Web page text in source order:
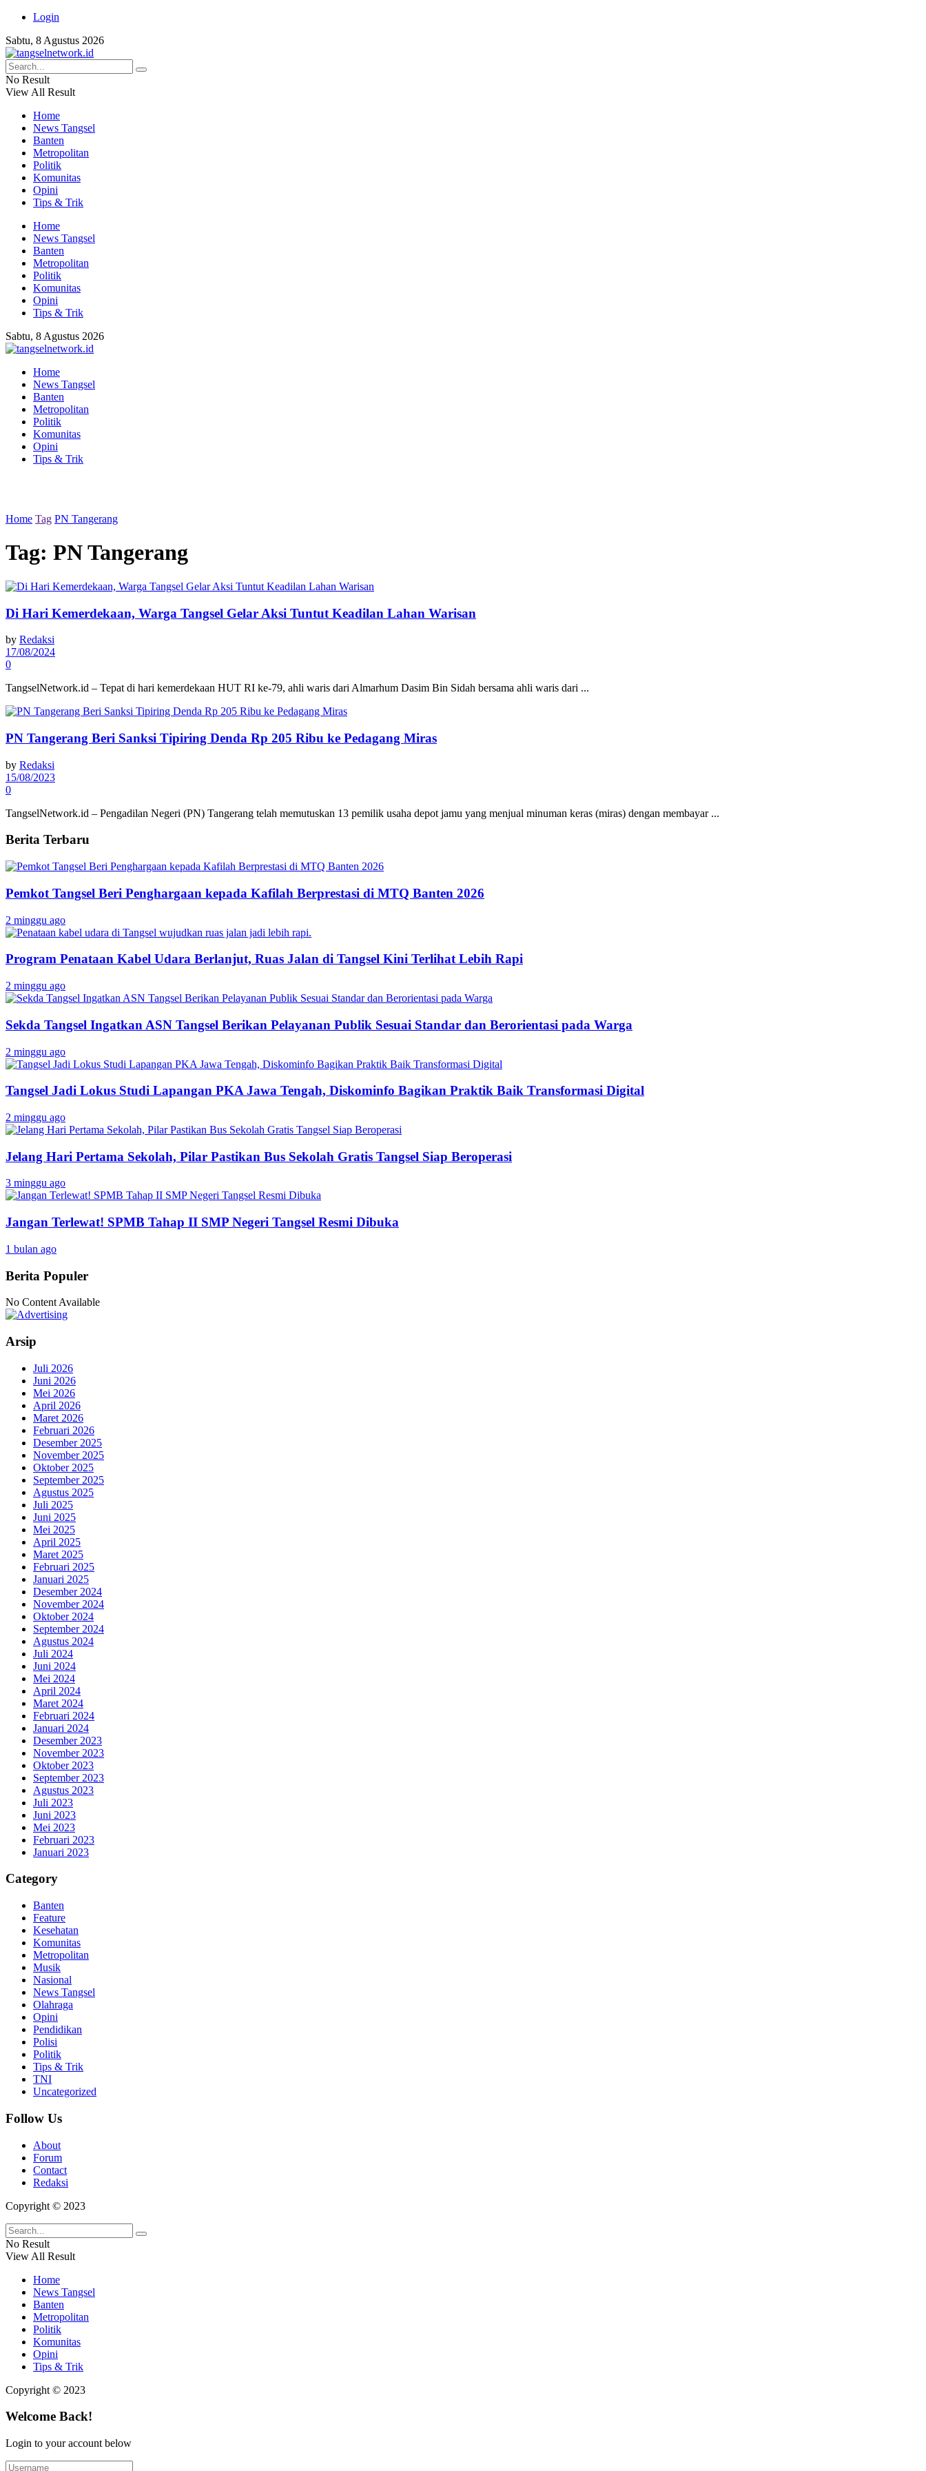
Login
Sabtu, 8 Agustus 2026
No Result
View All Result
Home
News Tangsel
Banten
Metropolitan
Politik
Komunitas
Opini
Tips & Trik
Home
News Tangsel
Banten
Metropolitan
Politik
Komunitas
Opini
Tips & Trik
Sabtu, 8 Agustus 2026
Home
News Tangsel
Banten
Metropolitan
Politik
Komunitas
Opini
Tips & Trik
Home Tag PN Tangerang
Tag: PN Tangerang
Di Hari Kemerdekaan, Warga Tangsel Gelar Aksi Tuntut Keadilan Lahan Warisan
by Redaksi
17/08/2024
0
TangselNetwork.id – Tepat di hari kemerdekaan HUT RI ke-79, ahli waris dari Almarhum Dasim Bin Sidah bersama ahli waris dari ...
PN Tangerang Beri Sanksi Tipiring Denda Rp 205 Ribu ke Pedagang Miras
by Redaksi
15/08/2023
0
TangselNetwork.id – Pengadilan Negeri (PN) Tangerang telah memutuskan 13 pemilik usaha depot jamu yang menjual minuman keras (miras) dengan membayar ...
Berita Terbaru
Pemkot Tangsel Beri Penghargaan kepada Kafilah Berprestasi di MTQ Banten 2026
2 minggu ago
Program Penataan Kabel Udara Berlanjut, Ruas Jalan di Tangsel Kini Terlihat Lebih Rapi
2 minggu ago
Sekda Tangsel Ingatkan ASN Tangsel Berikan Pelayanan Publik Sesuai Standar dan Berorientasi pada Warga
2 minggu ago
Tangsel Jadi Lokus Studi Lapangan PKA Jawa Tengah, Diskominfo Bagikan Praktik Baik Transformasi Digital
2 minggu ago
Jelang Hari Pertama Sekolah, Pilar Pastikan Bus Sekolah Gratis Tangsel Siap Beroperasi
3 minggu ago
Jangan Terlewat! SPMB Tahap II SMP Negeri Tangsel Resmi Dibuka
1 bulan ago
Berita Populer
No Content Available
Arsip
Juli 2026
Juni 2026
Mei 2026
April 2026
Maret 2026
Februari 2026
Desember 2025
November 2025
Oktober 2025
September 2025
Agustus 2025
Juli 2025
Juni 2025
Mei 2025
April 2025
Maret 2025
Februari 2025
Januari 2025
Desember 2024
November 2024
Oktober 2024
September 2024
Agustus 2024
Juli 2024
Juni 2024
Mei 2024
April 2024
Maret 2024
Februari 2024
Januari 2024
Desember 2023
November 2023
Oktober 2023
September 2023
Agustus 2023
Juli 2023
Juni 2023
Mei 2023
Februari 2023
Januari 2023
Category
Banten
Feature
Kesehatan
Komunitas
Metropolitan
Musik
Nasional
News Tangsel
Olahraga
Opini
Pendidikan
Polisi
Politik
Tips & Trik
TNI
Uncategorized
Follow Us
About
Forum
Contact
Redaksi
Copyright © 2023
No Result
View All Result
Home
News Tangsel
Banten
Metropolitan
Politik
Komunitas
Opini
Tips & Trik
Copyright © 2023
Welcome Back!
Login to your account below